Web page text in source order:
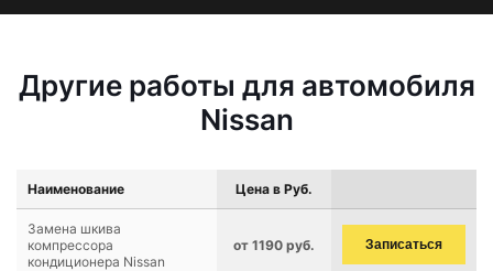
Другие работы для автомобиля
Nissan
Наименование Цена в Руб.
Замена шкива
компрессора
кондиционера Nissan
от 1190 руб. Записаться